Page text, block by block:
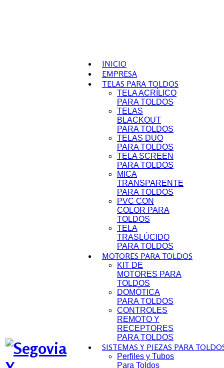
INICIO
EMPRESA
TELAS PARA TOLDOS
TELA ACRÍLICO
PARA TOLDOS
TELAS
BLACKOUT
PARA TOLDOS
TELAS DUO
PARA TOLDOS
TELA SCREEN
PARA TOLDOS
MICA
TRANSPARENTE
PARA TOLDOS
PVC CON
COLOR PARA
TOLDOS
TELA
TRASLÚCIDO
PARA TOLDOS
MOTORES PARA TOLDOS
KIT DE
MOTORES PARA
TOLDOS
DOMÓTICA
PARA TOLDOS
CONTROLES
REMOTO Y
RECEPTORES
PARA TOLDOS
SISTEMAS Y PIEZAS PARA
Perfiles y Tubos
Para Toldos